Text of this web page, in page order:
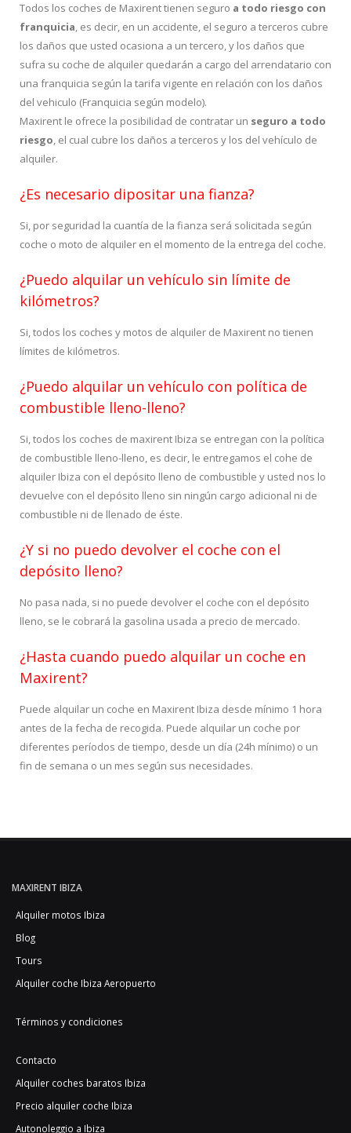
Todos los coches de Maxirent tienen seguro a todo riesgo con
franquicia, es decir, en un accidente, el seguro a terceros cubre
los daños que usted ocasiona a un tercero, y los daños que
sufra su coche de alquiler quedarán a cargo del arrendatario con
una franquicia según la tarifa vigente en relación con los daños
del vehiculo (Franquicia según modelo).
Maxirent le ofrece la posibilidad de contratar un seguro a todo
riesgo, el cual cubre los daños a terceros y los del vehículo de
alquiler.
¿Es necesario dipositar una fianza?
Si, por seguridad la cuantía de la fianza será solicitada según
coche o moto de alquiler en el momento de la entrega del coche.
¿Puedo alquilar un vehículo sin límite de
kilómetros?
Si, todos los coches y motos de alquiler de Maxirent no tienen
límites de kilómetros.
¿Puedo alquilar un vehículo con política de
combustible lleno-lleno?
Si, todos los coches de maxirent Ibiza se entregan con la política
de combustible lleno-lleno, es decir, le entregamos el cohe de
alquiler Ibiza con el depósito lleno de combustible y usted nos lo
devuelve con el depósito lleno sin ningún cargo adicional ni de
combustible ni de llenado de éste.
¿Y si no puedo devolver el coche con el
depósito lleno?
No pasa nada, si no puede devolver el coche con el depósito
lleno, se le cobrará la gasolina usada a precio de mercado.
¿Hasta cuando puedo alquilar un coche en
Maxirent?
Puede alquilar un coche en Maxirent Ibiza desde mínimo 1 hora
antes de la fecha de recogida. Puede alquilar un coche por
diferentes períodos de tiempo, desde un día (24h mínimo) o un
fin de semana o un mes según sus necesidades.
MAXIRENT IBIZA
Alquiler motos Ibiza
Blog
Tours
Alquiler coche Ibiza Aeropuerto
Términos y condiciones
Contacto
Alquiler coches baratos Ibiza
Precio alquiler coche Ibiza
Autonoleggio a Ibiza